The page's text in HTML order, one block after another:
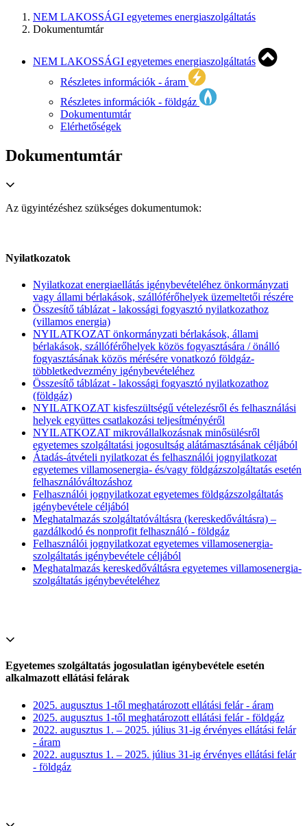
NEM LAKOSSÁGI egyetemes energiaszolgáltatás
Dokumentumtár
NEM LAKOSSÁGI egyetemes energiaszolgáltatás
Részletes információk - áram
Részletes információk - földgáz
Dokumentumtár
Elérhetőségek
Dokumentumtár
Az ügyintézéshez szükséges dokumentumok:
Nyilatkozatok
Nyilatkozat energiaellátás igénybevételéhez önkormányzati
vagy állami bérlakások, szállóférőhelyek üzemeltetői részére
Összesítő táblázat - lakossági fogyasztó nyilatkozathoz
(villamos energia)
NYILATKOZAT önkormányzati bérlakások, állami
bérlakások, szállóférőhelyek közös fogyasztására / önálló
fogyasztásának közös mérésére vonatkozó földgáz-
többletkedvezmény igénybevételéhez
Összesítő táblázat - lakossági fogyasztó nyilatkozathoz
(földgáz)
NYILATKOZAT kisfeszültségű vételezésről és felhasználási
helyek együttes csatlakozási teljesítményéről
NYILATKOZAT mikrovállalkozásnak minősülésről
egyetemes szolgáltatási jogosultság alátámasztásának céljából
Átadás-átvételi nyilatkozat és felhasználói jognyilatkozat
egyetemes villamosenergia- és/vagy földgázszolgáltatás esetén
felhasználóváltozáshoz
Felhasználói jognyilatkozat egyetemes földgázszolgáltatás
igénybevétele céljából
Meghatalmazás szolgáltatóváltásra (kereskedőváltásra) –
gazdálkodó és nonprofit felhasználó - földgáz
Felhasználói jognyilatkozat egyetemes villamosenergia-
szolgáltatás igénybevétele céljából
Meghatalmazás kereskedőváltásra egyetemes villamosenergia-
szolgáltatás igénybevételéhez
Egyetemes szolgáltatás jogosulatlan igénybevétele esetén
alkalmazott ellátási felárak
2025. augusztus 1-től meghatározott ellátási felár - áram
2025. augusztus 1-től meghatározott ellátási felár - földgáz
2022. augusztus 1. – 2025. július 31-ig érvényes ellátási felár
- áram
2022. augusztus 1. – 2025. július 31-ig érvényes ellátási felár
- földgáz